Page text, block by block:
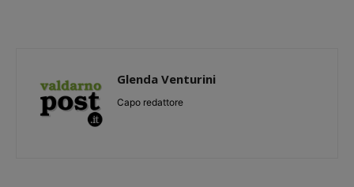
Glenda Venturini
Capo redattore